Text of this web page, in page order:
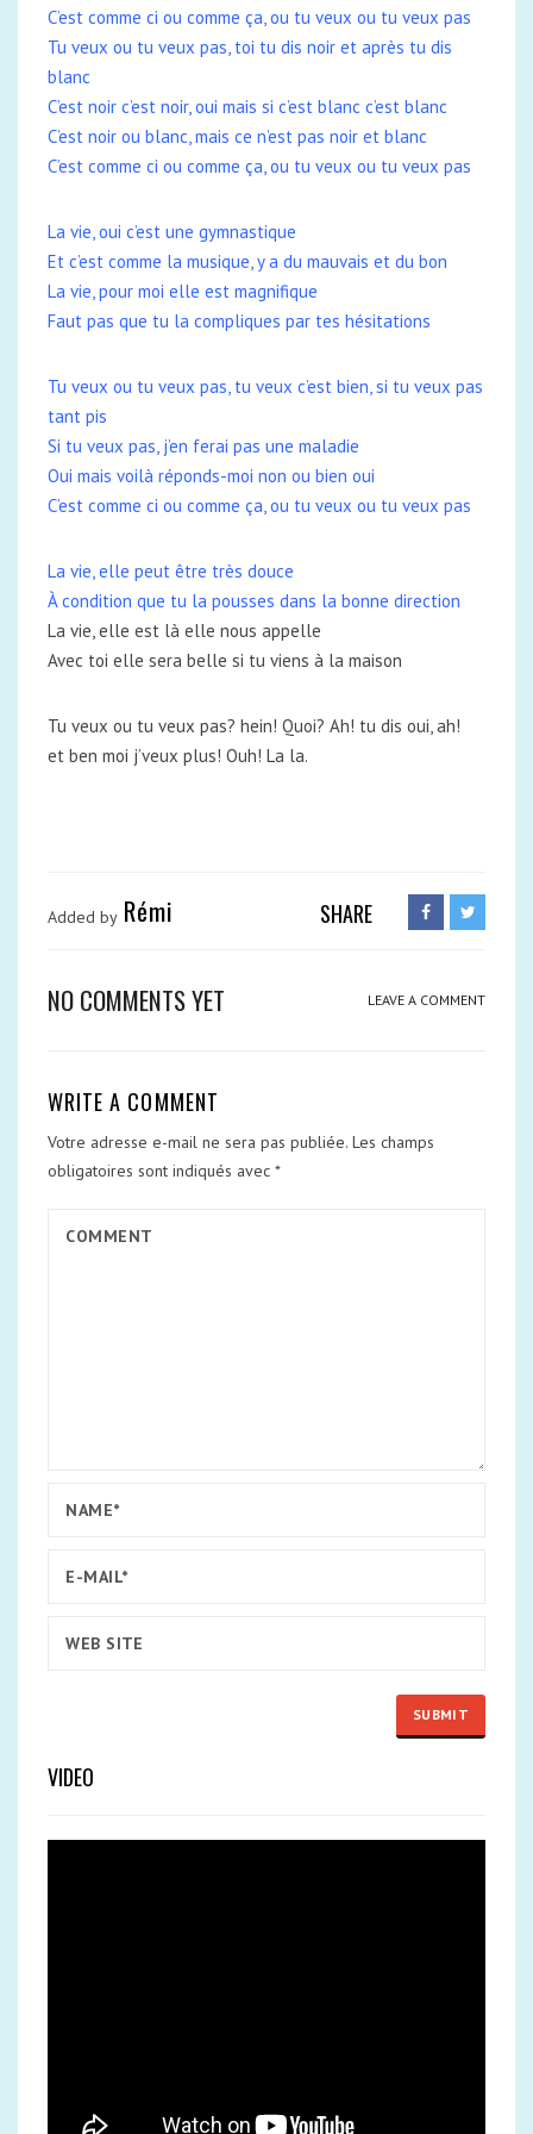
C’est comme ci ou comme ça, ou tu veux ou tu veux pas
Tu veux ou tu veux pas, toi tu dis noir et après tu dis
blanc
C’est noir c’est noir, oui mais si c’est blanc c’est blanc
C’est noir ou blanc, mais ce n’est pas noir et blanc
C’est comme ci ou comme ça, ou tu veux ou tu veux pas
La vie, oui c’est une gymnastique
Et c’est comme la musique, y a du mauvais et du bon
La vie, pour moi elle est magnifique
Faut pas que tu la compliques par tes hésitations
Tu veux ou tu veux pas, tu veux c’est bien, si tu veux pas
tant pis
Si tu veux pas, j’en ferai pas une maladie
Oui mais voilà réponds-moi non ou bien oui
C’est comme ci ou comme ça, ou tu veux ou tu veux pas
La vie, elle peut être très douce
À condition que tu la pousses dans la bonne direction
La vie, elle est là elle nous appelle
Avec toi elle sera belle si tu viens à la maison
Tu veux ou tu veux pas? hein! Quoi? Ah! tu dis oui, ah!
et ben moi j’veux plus! Ouh! La la.
Added by Rémi SHARE
NO COMMENTS YET LEAVE A COMMENT
WRITE A COMMENT
Votre adresse e-mail ne sera pas publiée. Les champs
obligatoires sont indiqués avec *
VIDEO